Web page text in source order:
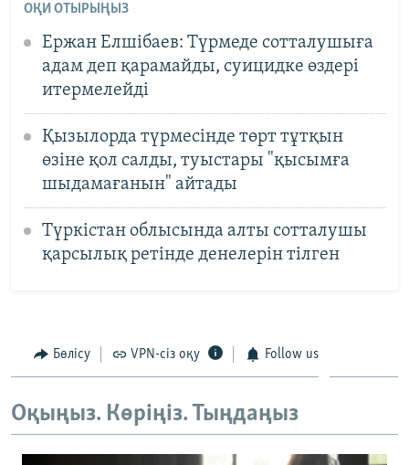
ОҚИ ОТЫРЫҢЫЗ
Ержан Елшібаев: Түрмеде сотталушыға
адам деп қарамайды, суицидке өздері
итермелейді
Қызылорда түрмесінде төрт тұтқын
өзіне қол салды, туыстары "қысымға
шыдамағанын" айтады
Түркістан облысында алты сотталушы
қарсылық ретінде денелерін тілген
Бөлісу VPN-сіз оқу Follow us
Оқыңыз. Көріңіз. Тыңдаңыз